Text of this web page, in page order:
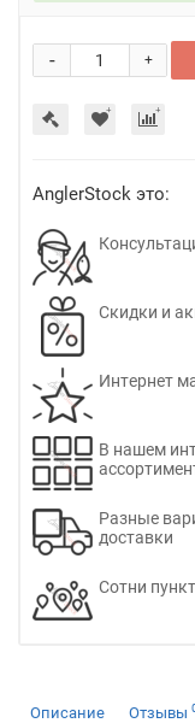
+
-
AnglerStock это:
Скидки и
Интернет
В нашем
Разные
доставки
Сотни
Описание Отзывы